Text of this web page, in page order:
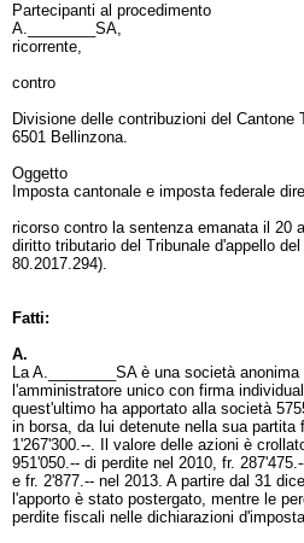
Partecipanti al procedimento
A.________SA,
ricorrente,
contro
Divisione delle contribuzioni del
6501 Bellinzona.
Oggetto
Imposta cantonale e imposta federale
ricorso contro la sentenza emanata il 20
diritto tributario del Tribunale d'appello
80.2017.294).
Fatti:
A.
La A.________SA è una società
l'amministratore unico con firma
quest'ultimo ha apportato alla società
in borsa, da lui detenute nella sua partita
1'267'300.--. Il valore delle azioni è
951'050.-- di perdite nel 2010, fr.
e fr. 2'877.-- nel 2013. A partire dal 31
l'apporto è stato postergato, mentre le
perdite fiscali nelle dichiarazioni